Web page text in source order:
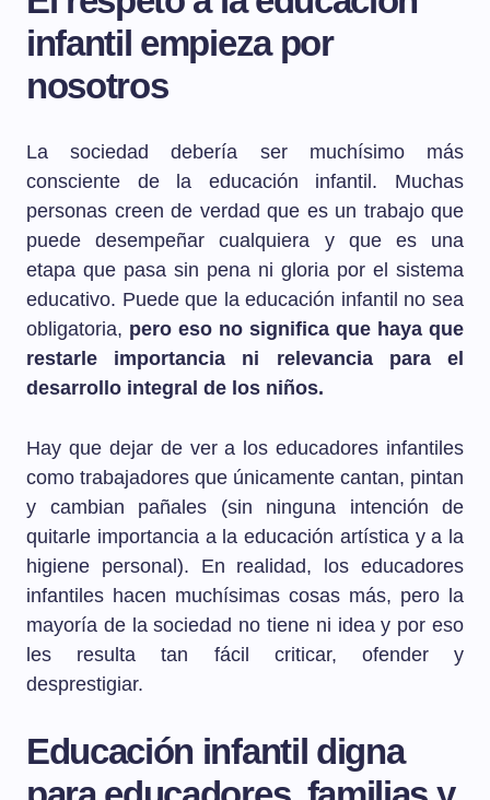
infantil empieza por
nosotros
La sociedad debería ser muchísimo más
consciente de la educación infantil. Muchas
personas creen de verdad que es un trabajo que
puede desempeñar cualquiera y que es una
etapa que pasa sin pena ni gloria por el sistema
educativo. Puede que la educación infantil no sea
obligatoria, pero eso no significa que haya que
restarle importancia ni relevancia para el
desarrollo integral de los niños.
Hay que dejar de ver a los educadores infantiles
como trabajadores que únicamente cantan, pintan
y cambian pañales (sin ninguna intención de
quitarle importancia a la educación artística y a la
higiene personal). En realidad, los educadores
infantiles hacen muchísimas cosas más, pero la
mayoría de la sociedad no tiene ni idea y por eso
les resulta tan fácil criticar, ofender y
desprestigiar.
Educación infantil digna